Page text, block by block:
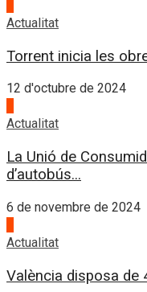
Actualitat
Torrent inicia les
12 d'octubre de 2024
Actualitat
La Unió de
d’autobús...
6 de novembre de 2024
Actualitat
València disposa de